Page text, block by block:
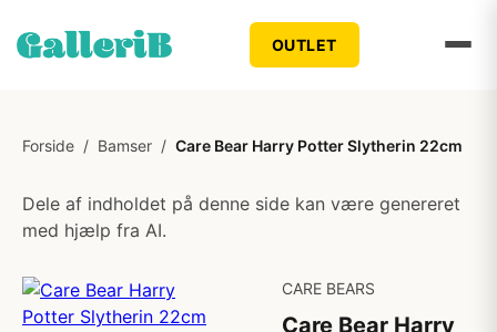
OUTLET
Forside / Bamser / Care Bear Harry Potter Slytherin 22cm
Dele af indholdet på denne side kan være genereret
med hjælp fra AI.
CARE BEARS
Care Bear Harry